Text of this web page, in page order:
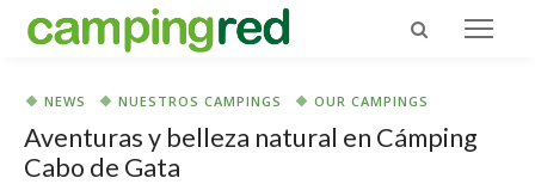
NEWS NUESTROS CAMPINGS OUR CAMPINGS
Aventuras y belleza natural en Cámping
Cabo de Gata